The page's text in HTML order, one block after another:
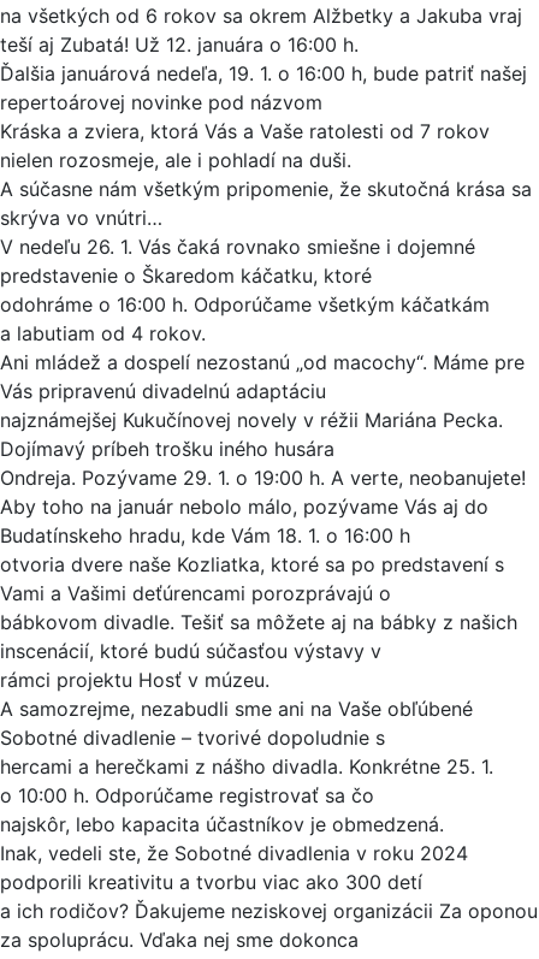
na všetkých od 6 rokov sa okrem Alžbetky a Jakuba vraj
teší aj Zubatá! Už 12. januára o 16:00 h.
Ďalšia januárová nedeľa, 19. 1. o 16:00 h, bude patriť našej
repertoárovej novinke pod názvom
Kráska a zviera, ktorá Vás a Vaše ratolesti od 7 rokov
nielen rozosmeje, ale i pohladí na duši.
A súčasne nám všetkým pripomenie, že skutočná krása sa
skrýva vo vnútri…
V nedeľu 26. 1. Vás čaká rovnako smiešne i dojemné
predstavenie o Škaredom káčatku, ktoré
odohráme o 16:00 h. Odporúčame všetkým káčatkám
a labutiam od 4 rokov.
Ani mládež a dospelí nezostanú „od macochy“. Máme pre
Vás pripravenú divadelnú adaptáciu
najznámejšej Kukučínovej novely v réžii Mariána Pecka.
Dojímavý príbeh trošku iného husára
Ondreja. Pozývame 29. 1. o 19:00 h. A verte, neobanujete!
Aby toho na január nebolo málo, pozývame Vás aj do
Budatínskeho hradu, kde Vám 18. 1. o 16:00 h
otvoria dvere naše Kozliatka, ktoré sa po predstavení s
Vami a Vašimi deťúrencami porozprávajú o
bábkovom divadle. Tešiť sa môžete aj na bábky z našich
inscenácií, ktoré budú súčasťou výstavy v
rámci projektu Hosť v múzeu.
A samozrejme, nezabudli sme ani na Vaše obľúbené
Sobotné divadlenie – tvorivé dopoludnie s
hercami a herečkami z nášho divadla. Konkrétne 25. 1.
o 10:00 h. Odporúčame registrovať sa čo
najskôr, lebo kapacita účastníkov je obmedzená.
Inak, vedeli ste, že Sobotné divadlenia v roku 2024
podporili kreativitu a tvorbu viac ako 300 detí
a ich rodičov? Ďakujeme neziskovej organizácii Za oponou
za spoluprácu. Vďaka nej sme dokonca